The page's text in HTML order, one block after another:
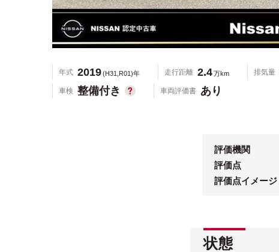
年式 2019(H31,R01)年 走行距離 2.4万km 排気量
車検 整備付き 車両評価書 あり
評価機関
評価点
評価点イメージ
状態